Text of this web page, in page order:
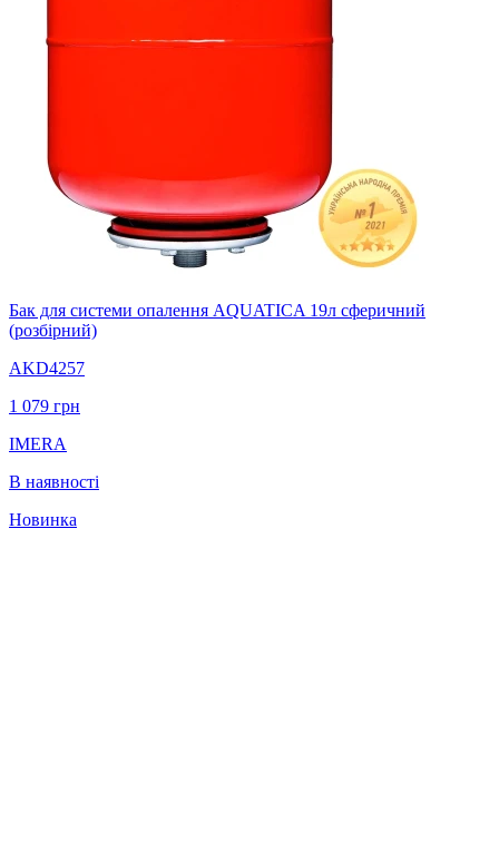
Бак для системи опалення AQUATICA 19л сферичний
(розбiрний)
AKD4257
1 079 грн
IMERA
В наявності
Новинка